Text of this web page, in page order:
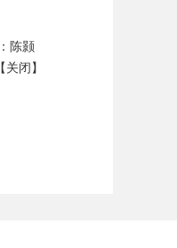
陈颢
【关闭】